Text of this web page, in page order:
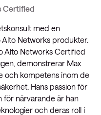
Certified
med en
Networks produkter.
Alto Networks Certified
demonstrerar Max
och kompetens inom de
Hans passion för
närvarande är han
och deras roll i